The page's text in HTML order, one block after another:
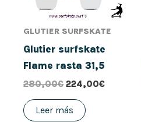
GLUTIER SURFSKATE
Glutier surfskate
Flame rasta 31,5
280,00€ 224,00€
Leer más